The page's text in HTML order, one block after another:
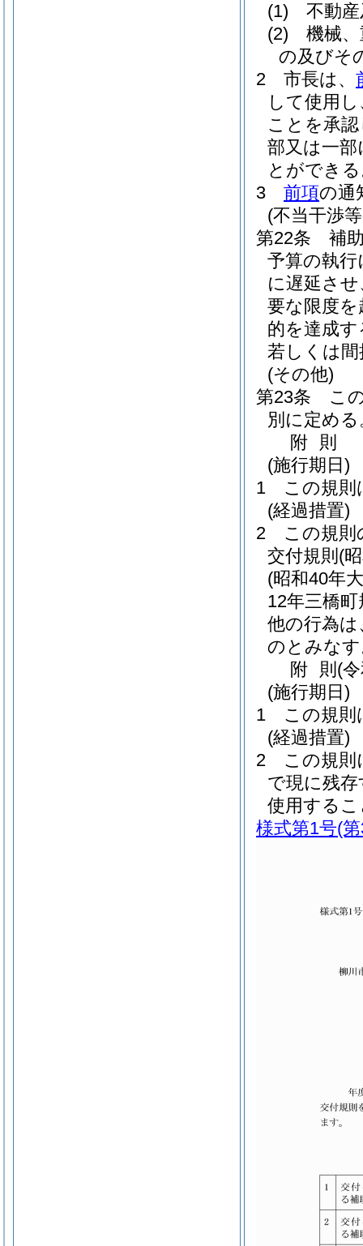
(1)
不動
(2)
機械
の及びそ
2
市長は、
して使用
ことを承
部又は一
とができ
3
前項の通
(不当干渉
第22条
補
予算の執
に遅延さ
要な限度
的を達成
若しくは
(その他)
第23条
こ
別に定める
附 則
(施行期日)
1
この規則
(経過措置)
2
この規則
交付規則 (
(昭和40年
12年三橋
他の行為
のとみな
附 則 (
(施行期日)
1
この規則
(経過措置)
2
この規則
で現に残
使用する
様式第1号(